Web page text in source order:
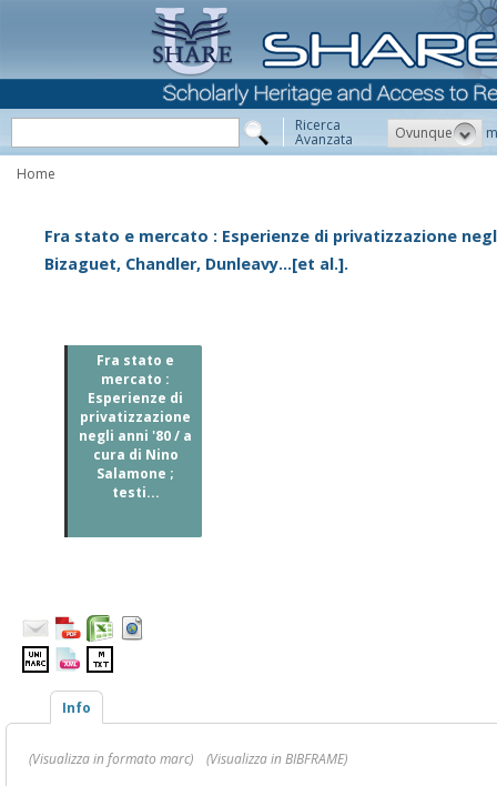
Ricerca
Avanzata Ovunque
Home
Fra stato e mercato : Esperienze di privatizzazione
Bizaguet, Chandler, Dunleavy...[et al.].
Fra stato e
mercato :
Esperienze di
privatizzazione
negli anni '80 / a
cura di Nino
Salamone ;
testi...
Info
(Visualizza in formato marc)
(Visualizza in BIBFRAME)